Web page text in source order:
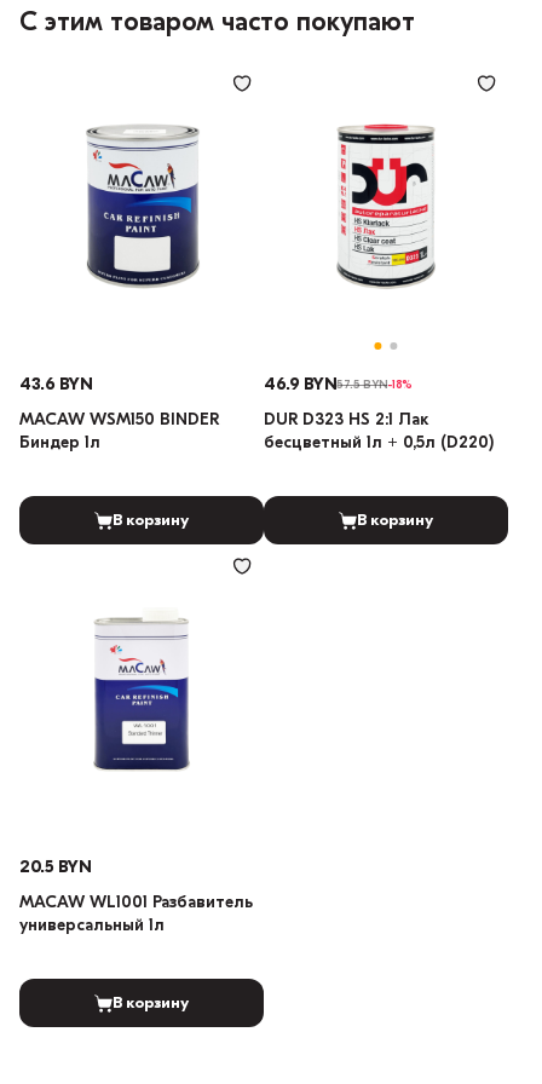
С этим товаром часто покупают
43.6 BYN
MACAW WSM150 BINDER
Биндер 1л
В корзину
46.9 BYN57.5 BYN-18%
DUR D323 HS 2:1 Лак
бесцветный 1л + 0,5л (D220)
В корзину
20.5 BYN
MACAW WL1001 Разбавитель
универсальный 1л
В корзину